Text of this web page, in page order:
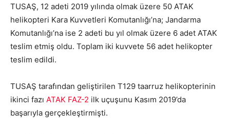
TUSAŞ, 12 adeti 2019 yılında olmak üzere 50 ATAK
helikopteri Kara Kuvvetleri Komutanlığı’na; Jandarma
Komutanlığı’na ise 2 adeti bu yıl olmak üzere 6 adet ATAK
teslim etmiş oldu. Toplam iki kuvvete 56 adet helikopter
teslim edildi.
TUSAŞ tarafından geliştirilen T129 taarruz helikopterinin
ikinci fazı ATAK FAZ-2 ilk uçuşunu Kasım 2019’da
başarıyla gerçekleştirmişti.